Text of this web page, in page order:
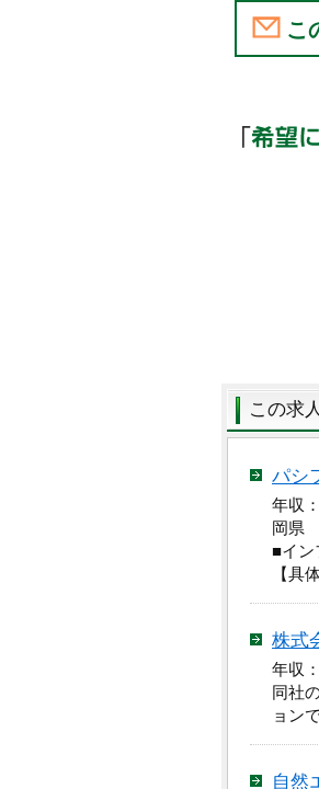
こ
この求
パシ
年収
岡県
■イン
【具
株式
年収
同社
ョン
自然